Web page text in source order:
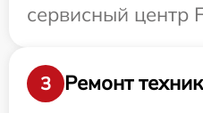
сервисный центр
3
Ремонт